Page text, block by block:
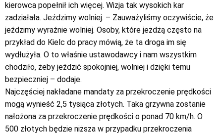
kierowca popełnił ich więcej. Wizja tak wysokich kar
zadziałała. Jeździmy wolniej. – Zauważyliśmy oczywiście, że
jeździmy wyraźnie wolniej. Osoby, które jeżdżą często na
przykład do Kielc do pracy mówią, że ta droga im się
wydłużyła. O to właśnie ustawodawcy i nam wszystkim
chodziło, żeby jeździć spokojniej, wolniej i dzięki temu
bezpieczniej – dodaje.
Najczęściej nakładane mandaty za przekroczenie prędkości
mogą wynieść 2,5 tysiąca złotych. Taka grzywna zostanie
nałożona za przekroczenie prędkości o ponad 70 km/h. O
500 złotych będzie niższa w przypadku przekroczenia